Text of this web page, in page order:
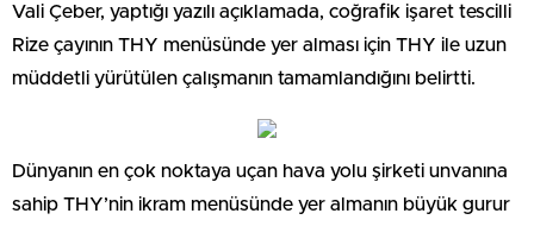
Vali Çeber, yaptığı yazılı açıklamada, coğrafik işaret tescilli
Rize çayının THY menüsünde yer alması için THY ile uzun
müddetli yürütülen çalışmanın tamamlandığını belirtti.
Dünyanın en çok noktaya uçan hava yolu şirketi unvanına
sahip THY’nin ikram menüsünde yer almanın büyük gurur